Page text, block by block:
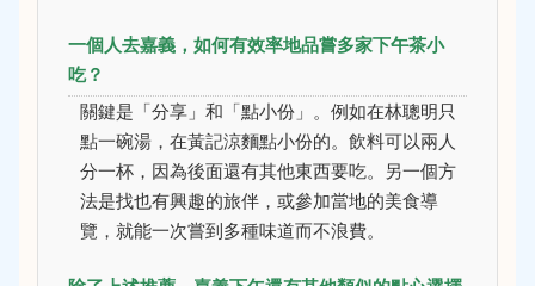
一個人去嘉義，如何有效率地品嘗多家下午茶小
吃？
關鍵是「分享」和「點小份」。例如在林聰明只
點一碗湯，在黃記涼麵點小份的。飲料可以兩人
分一杯，因為後面還有其他東西要吃。另一個方
法是找也有興趣的旅伴，或參加當地的美食導
覽，就能一次嘗到多種味道而不浪費。